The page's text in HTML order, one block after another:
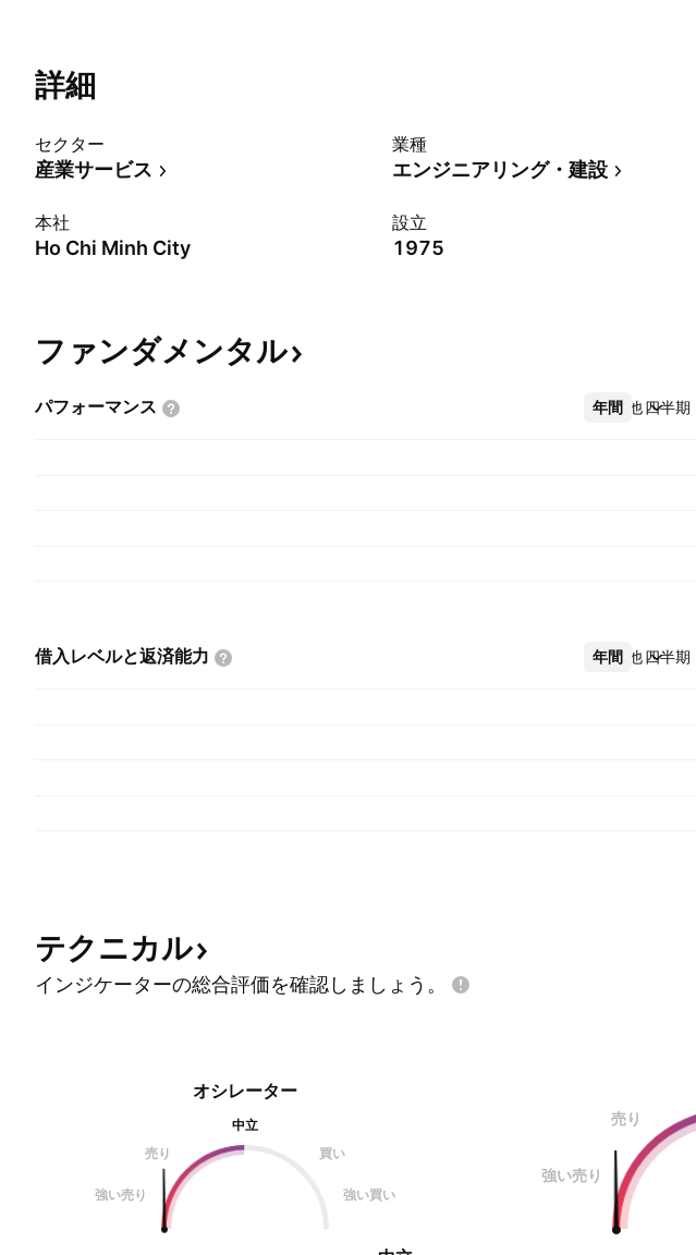
詳細
セクター
産業サービス
業種
エンジニアリング・建設
本社
Ho Chi Minh City
設立
1975
ファンダメンタル
パフォーマンス 年間 四半期
その他
借入レベルと返済能力 年間 四半期
その他
テクニカル
インジケーターの総合評価を確認しましょう。
オシレーター
中立
売り
買い
強い売り 強い買い
売り
強い売り